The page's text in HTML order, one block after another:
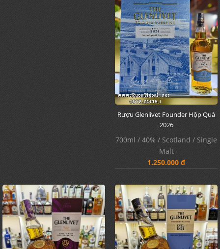
Rượu Glenlivet Founder Hộp Quà
2026
700ml / 40% / Scotland / Single
Malt
1.250.000 đ